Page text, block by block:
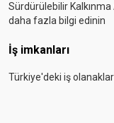
Sürdürülebilir Kalkınma
daha fazla bilgi edinin
İş imkanları
Türkiye'deki iş